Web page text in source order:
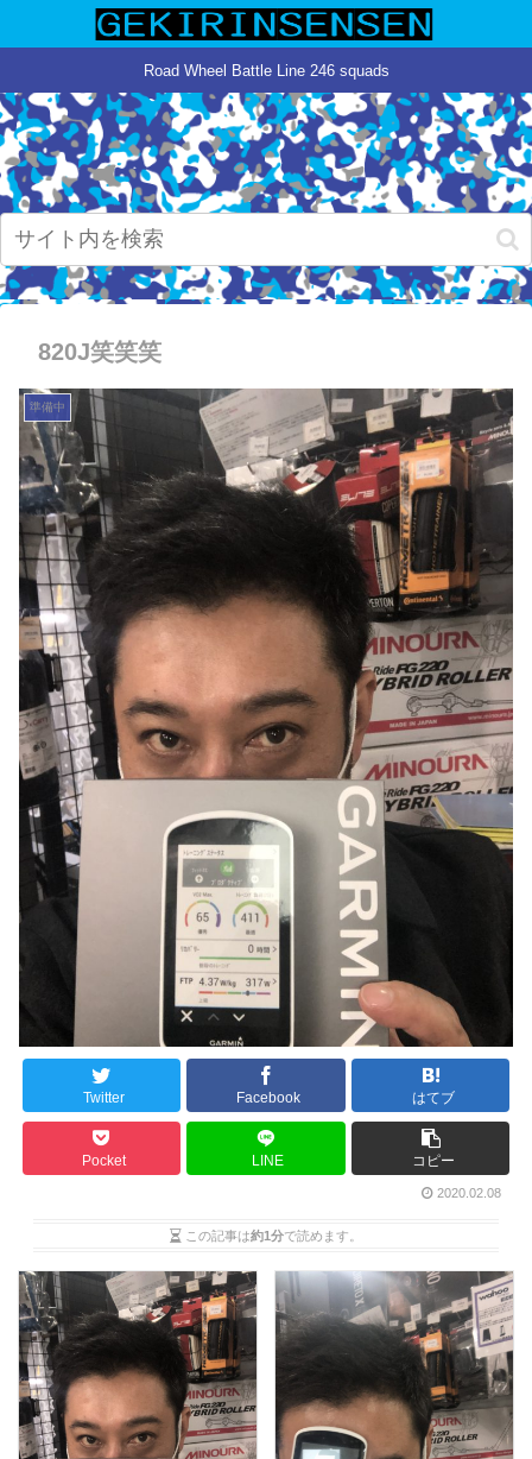
Road Wheel Battle Line 246 squads
820J笑笑笑
準備中
Twitter Facebook はてブ
Pocket LINE コピー
2020.02.08
この記事は約1分で読めます。